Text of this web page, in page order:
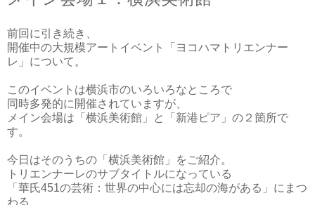
前回に引き続き、
開催中の大規模アートイベント「ヨコハマトリエンナー
レ」について。
このイベントは横浜市のいろいろなところで
同時多発的に開催されていますが、
メイン会場は「横浜美術館」と「新港ピア」の２箇所で
す。
今日はそのうちの「横浜美術館」をご紹介。
トリエンナーレのサブタイトルになっている
「華氏451の芸術：世界の中心には忘却の海がある」にまつ
わる、